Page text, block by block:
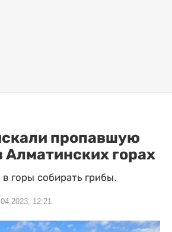
пропавшую
горах
горы собирать грибы.
12:21